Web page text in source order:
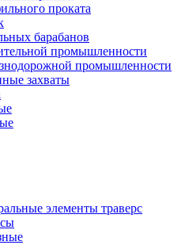
проката
барабанов
промышленности
промышленности
захваты
элементы траверс